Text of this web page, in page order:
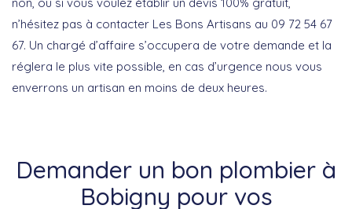
n’hésitez pas à contacter Les Bons Artisans au 09 72 54 67
67. Un chargé d’affaire s’occupera de votre demande et la
réglera le plus vite possible, en cas d’urgence nous vous
enverrons un artisan en moins de deux heures.
Demander un bon plombier à
Bobigny pour vos